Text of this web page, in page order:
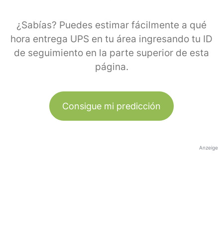
¿Sabías? Puedes estimar fácilmente a qué
hora entrega UPS en tu área ingresando tu ID
de seguimiento en la parte superior de esta
página.
Consigue mi predicción
Anzeige